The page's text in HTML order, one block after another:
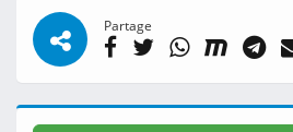
Partage